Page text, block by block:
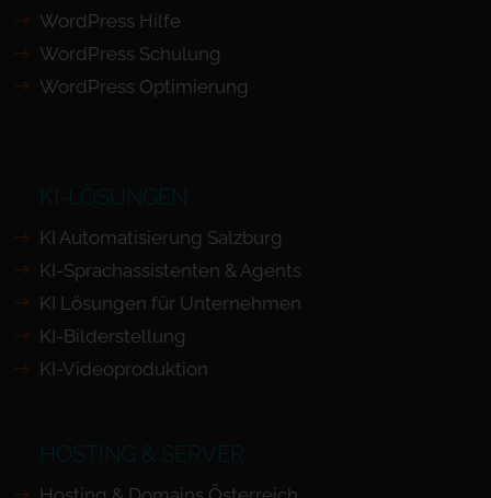
WordPress Hilfe
WordPress Schulung
WordPress Optimierung
KI-LÖSUNGEN
KI Automatisierung Salzburg
KI-Sprachassistenten & Agents
KI Lösungen für Unternehmen
KI-Bilderstellung
KI-Videoproduktion
HOSTING & SERVER